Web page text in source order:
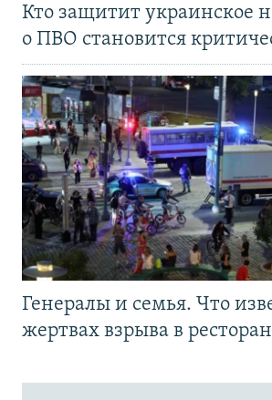
Кто защитит украинское
о ПВО становится
Генералы и семья. Что
жертвах взрыва в